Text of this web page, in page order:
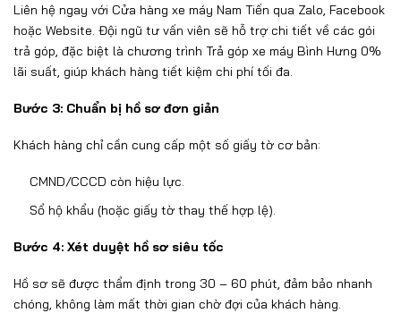
Liên hệ ngay với Cửa hàng xe máy Nam Tiến qua Zalo, Facebook
hoặc Website. Đội ngũ tư vấn viên sẽ hỗ trợ chi tiết về các gói
trả góp, đặc biệt là chương trình Trả góp xe máy Bình Hưng 0%
lãi suất, giúp khách hàng tiết kiệm chi phí tối đa.
Bước 3: Chuẩn bị hồ sơ đơn giản
Khách hàng chỉ cần cung cấp một số giấy tờ cơ bản:
CMND/CCCD còn hiệu lực.
Sổ hộ khẩu (hoặc giấy tờ thay thế hợp lệ).
Bước 4: Xét duyệt hồ sơ siêu tốc
Hồ sơ sẽ được thẩm định trong 30 – 60 phút, đảm bảo nhanh
chóng, không làm mất thời gian chờ đợi của khách hàng.